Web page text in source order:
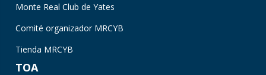
Monte Real Club de Yates
Comité organizador MRCYB
Tienda MRCYB
TOA